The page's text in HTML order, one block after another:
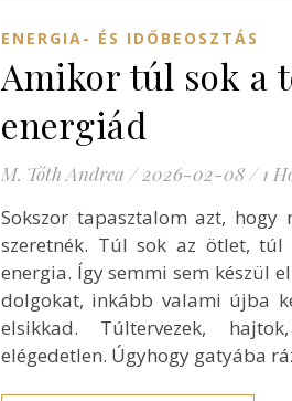
ENERGIA- ÉS IDŐBEOSZTÁS
Amikor túl sok a
energiád
M. Tóth Andrea / 2026-02-08/ 1
Sokszor tapasztalom azt,
szeretnék. Túl sok az ötlet,
energia. Így semmi sem készül
dolgokat, inkább valami újba
elsikkad. Túltervezek,
elégedetlen. Úgyhogy gatyába